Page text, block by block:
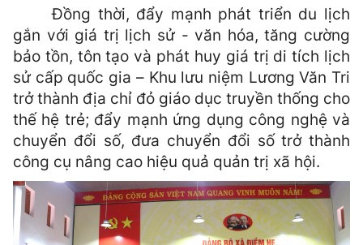
Đồng thời, đẩy mạnh phát triển du lịch
gắn với giá trị lịch sử - văn hóa, tăng cường
bảo tồn, tôn tạo và phát huy giá trị di tích lịch
sử cấp quốc gia – Khu lưu niệm Lương Văn Tri
trở thành địa chỉ đỏ giáo dục truyền thống cho
thế hệ trẻ; đẩy mạnh ứng dụng công nghệ và
chuyển đổi số, đưa chuyển đổi số trở thành
công cụ nâng cao hiệu quả quản trị xã hội.